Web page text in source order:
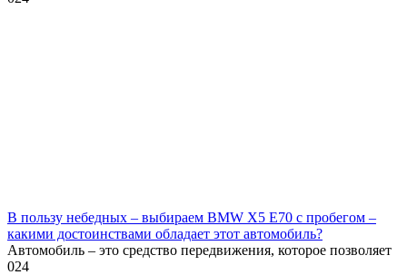
В пользу небедных – выбираем BMW X5 E70 с пробегом –
какими достоинствами обладает этот автомобиль?
Автомобиль – это средство передвижения, которое позволяет
024